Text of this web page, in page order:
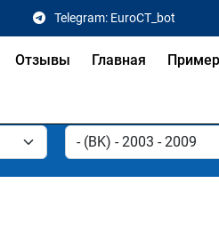
Telegram: EuroCT_bot
Отзывы Главная